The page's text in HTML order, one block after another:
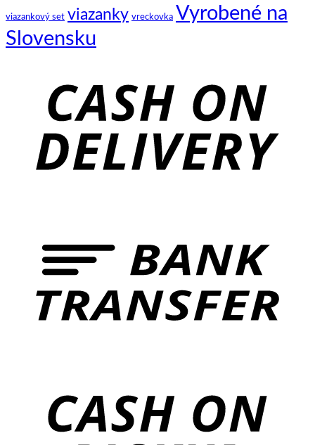
viazankový set viazanky vreckovka Vyrobené na
Slovensku